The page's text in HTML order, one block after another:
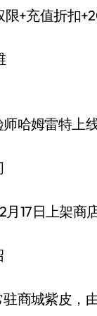
+充值折扣
哈姆雷特上
日上架商店
城紫皮，由